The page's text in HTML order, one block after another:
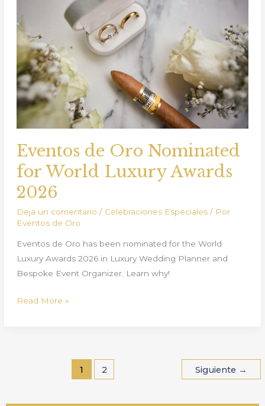
Eventos de Oro Nominated
for World Luxury Awards
2026
Deja un comentario / Celebraciones Especiales/ Por
Eventos de Oro
Eventos de Oro has been nominated for the World
Luxury Awards 2026 in Luxury Wedding Planner and
Bespoke Event Organizer. Learn why!
Nominated
for
World
Luxury
Awards
2026
Read More »
1 2 Siguiente →